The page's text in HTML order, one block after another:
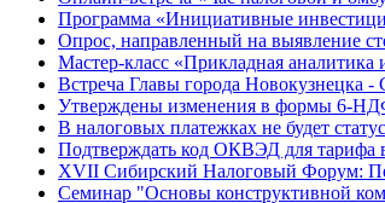
Программа «Инициативные
Опрос, направленный на выявление
Мастер-класс «Прикладная аналитика
Встреча Главы города Новокузнецка -
Утверждены изменения в формы 6-
В налоговых платежках не будет
Подтверждать код ОКВЭД для тарифа
XVII Сибирский Налоговый Форум:
Семинар "Основы конструктивной